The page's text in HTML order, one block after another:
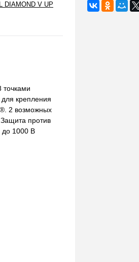
DIAMOND V UP
точками
крепления
2 возможных
против
до 1000 В